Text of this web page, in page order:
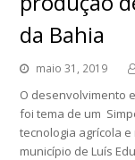
da Bahia
maio 31, 2019
O desenvolvimento
foi tema de um
tecnologia agrícola
município de Luís